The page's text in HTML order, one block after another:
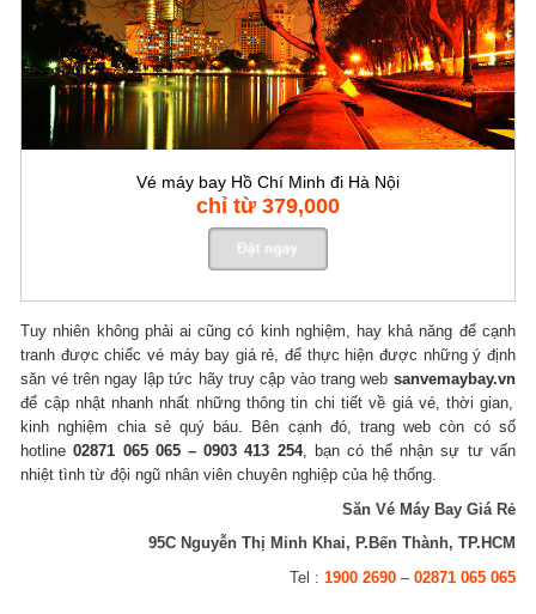
Vé máy bay Hồ Chí Minh đi Hà Nội
chỉ từ 379,000
Tuy nhiên không phải ai cũng có kinh nghiệm, hay khả năng để cạnh
tranh được chiếc vé máy bay giá rẻ, để thực hiện được những ý định
săn vé trên ngay lập tức hãy truy cập vào trang web sanvemaybay.vn
để cập nhật nhanh nhất những thông tin chi tiết về giá vé, thời gian,
kinh nghiệm chia sẻ quý báu. Bên cạnh đó, trang web còn có số
hotline02871 065 065 – 0903 413 254, bạn có thể nhận sự tư vấn
nhiệt tình từ đội ngũ nhân viên chuyên nghiệp của hệ thống.
Săn Vé Máy Bay Giá Rẻ
95C Nguyễn Thị Minh Khai, P.Bến Thành, TP.HCM
Tel : 1900 2690– 02871 065 065